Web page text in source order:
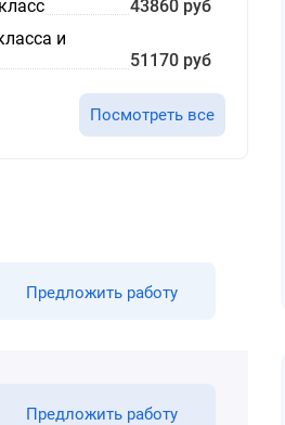
43860 руб
и
51170 руб
Посмотреть все
Предложить работу
Предложить работу